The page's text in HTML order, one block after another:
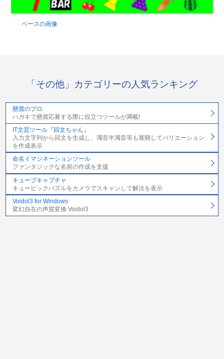
ベースの画像
「その他」カテゴリーの人気ランキング
懸賞のプロ
ハガキで懸賞応募する際に役立つツールが満載!
IT文芸ツール『回文ちゃん』
入力文字列から回文を生成し、濁音半濁音等も展開してバリエーション
を作成表示
命名イマジネーションツール
ファンタジックな名前の作成を支援
キューブキャプチャ
キュービックパズルをカメラでスキャンして解法を表示
Voidol3 for Windows
変幻自在の声質変換 Voidol3